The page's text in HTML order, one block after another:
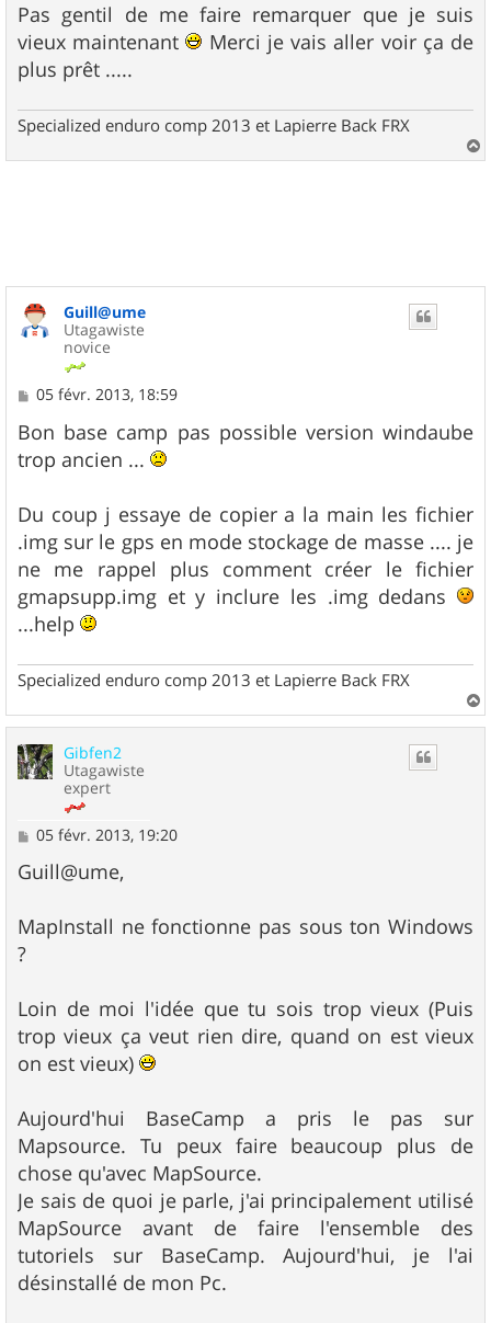
Pas gentil de me faire remarquer que je suis
vieux maintenant
Merci je vais aller voir ça de
plus prêt .....
Specialized enduro comp 2013 et Lapierre Back FRX
a
Guill@ume
Utagawiste
novice
M
s
s
a
05 févr. 2013, 18:59
Bon base camp pas possible version windaube
trop ancien ...
Du coup j essaye de copier a la main les fichier
.img sur le gps en mode stockage de masse .... je
ne me rappel plus comment créer le fichier
gmapsupp.img et y inclure les .img dedans
...help
Specialized enduro comp 2013 et Lapierre Back FRX
a
Gibfen2
Utagawiste
expert
M
s
s
g
e
05 févr. 2013, 19:20
Guill@ume,
MapInstall ne fonctionne pas sous ton Windows
?
Loin de moi l'idée que tu sois trop vieux (Puis
trop vieux ça veut rien dire, quand on est vieux
on est vieux)
Aujourd'hui BaseCamp a pris le pas sur
Mapsource. Tu peux faire beaucoup plus de
chose qu'avec MapSource.
Je sais de quoi je parle, j'ai principalement utilisé
MapSource avant de faire l'ensemble des
tutoriels sur BaseCamp. Aujourd'hui, je l'ai
désinstallé de mon Pc.